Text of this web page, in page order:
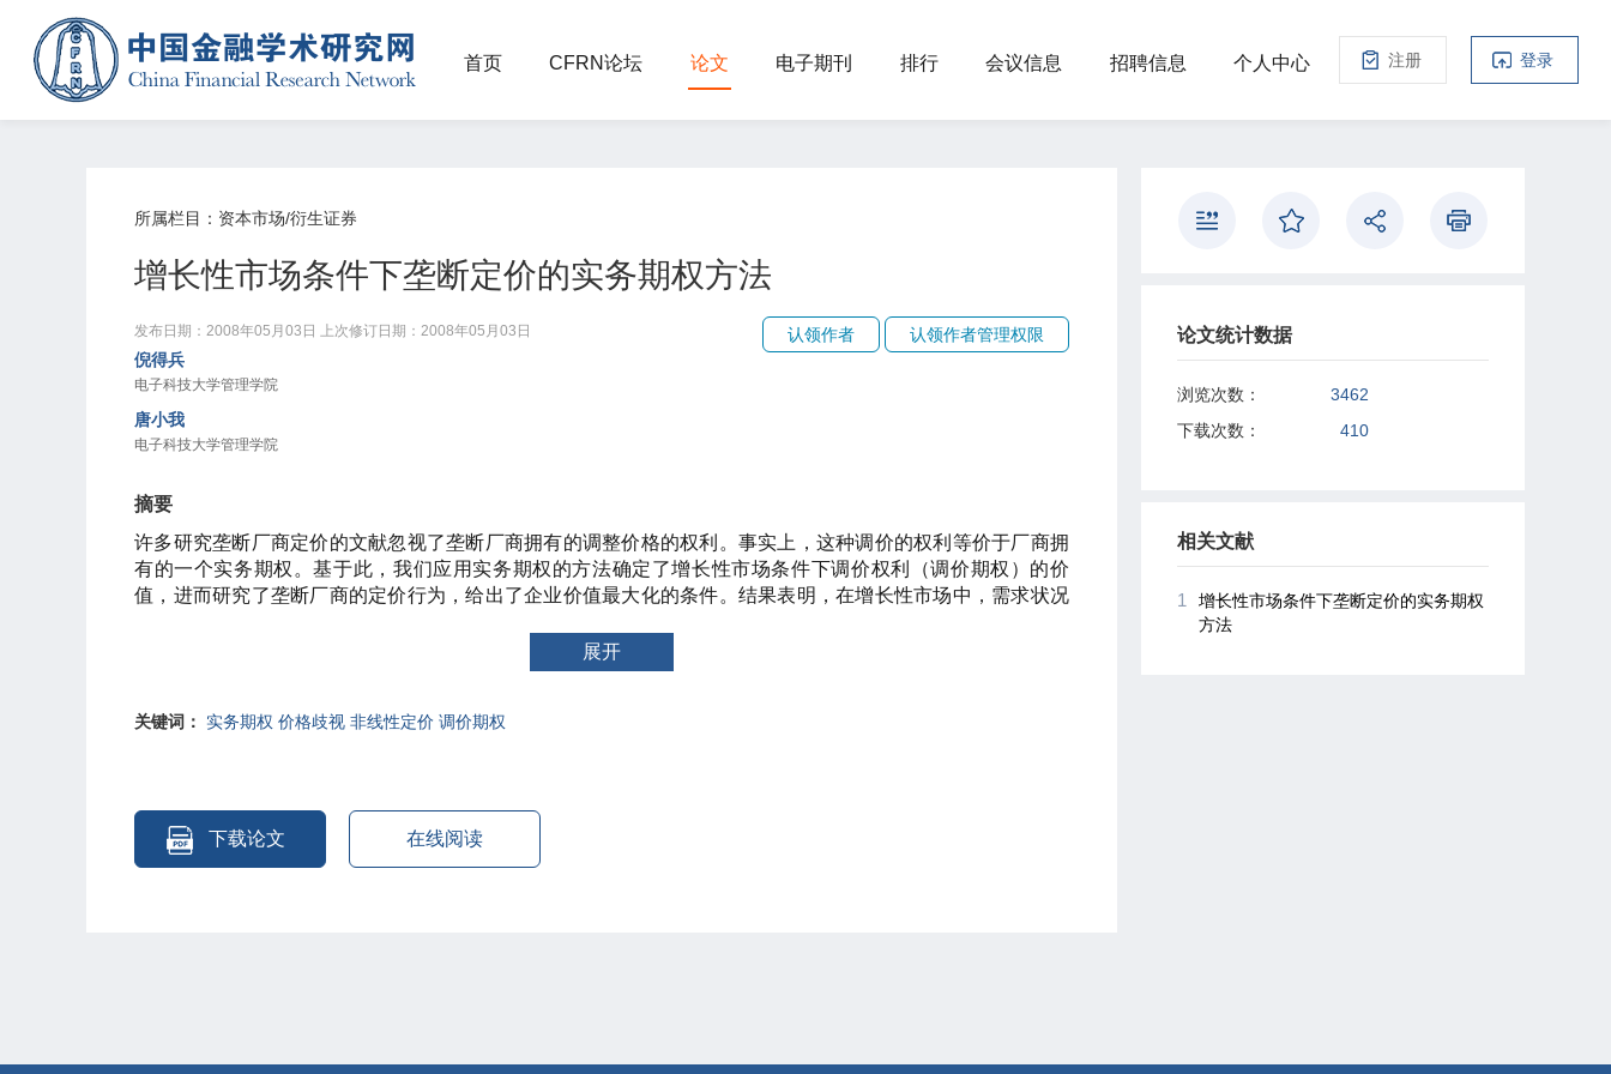
注册 登录
首页 CFRN论坛 论文 电子期刊 排行 会议信息 招聘信息 个人中心
所属栏目：资本市场/衍生证券
增长性市场条件下垄断定价的实务期权方法
认领作者 认领作者管理权限
发布日期：2008年05月03日 上次修订日期：2008年05月03日
倪得兵
电子科技大学管理学院
唐小我
电子科技大学管理学院
摘要
许多研究垄断厂商定价的文献忽视了垄断厂商拥有的调整价格的权利。事实上，这种调价的权利等价于厂商拥
有的一个实务期权。基于此，我们应用实务期权的方法确定了增长性市场条件下调价权利（调价期权）的价
值，进而研究了垄断厂商的定价行为，给出了企业价值最大化的条件。结果表明，在增长性市场中，需求状况
值，则边际收益等于边际成本不再适用于垄断厂商的定价决策
展开
关键词： 实务期权 价格歧视 非线性定价 调价期权
下载论文 在线阅读
论文统计数据
浏览次数：
3462
下载次数：
410
相关文献
1
增长性市场条件下垄断定价的实务期权
方法